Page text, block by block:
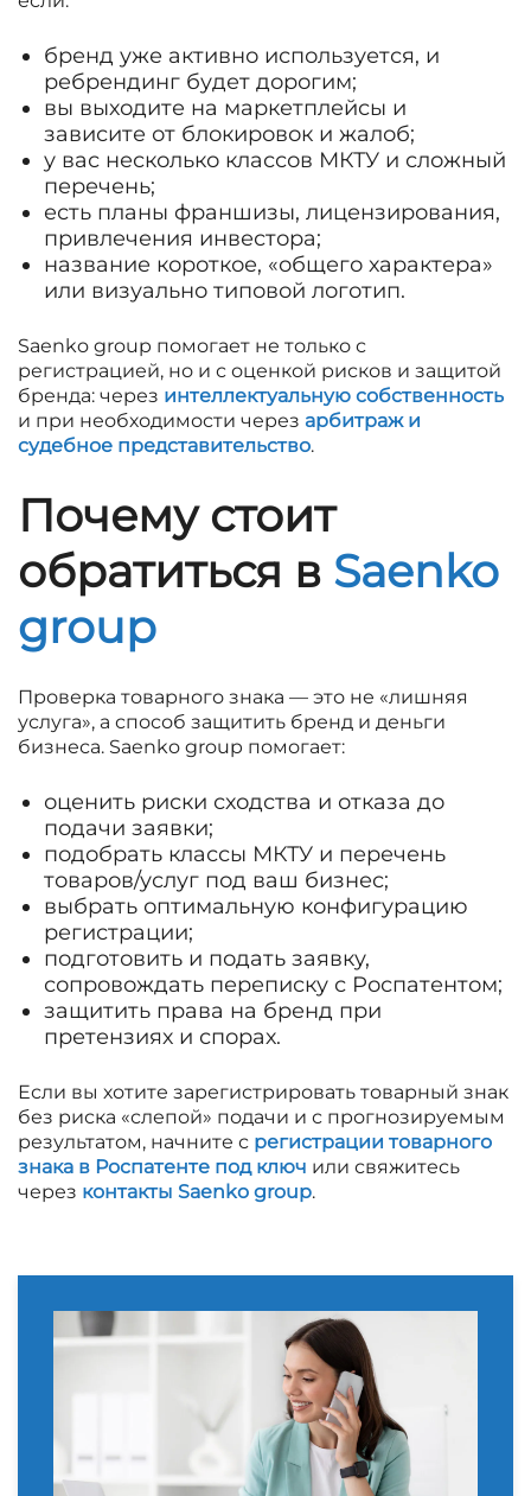
бренд уже активно используется, и
ребрендинг будет дорогим;
вы выходите на маркетплейсы и
зависите от блокировок и жалоб;
у вас несколько классов МКТУ и сложный
перечень;
есть планы франшизы, лицензирования,
привлечения инвестора;
название короткое, «общего характера»
или визуально типовой логотип.
Saenko group помогает не только с
регистрацией, но и с оценкой рисков и защитой
бренда: через интеллектуальную собственность
и при необходимости через арбитраж и
судебное представительство.
Почему стоит
обратиться в Saenko
group
Проверка товарного знака — это не «лишняя
услуга», а способ защитить бренд и деньги
бизнеса. Saenko group помогает:
оценить риски сходства и отказа до
подачи заявки;
подобрать классы МКТУ и перечень
товаров/услуг под ваш бизнес;
выбрать оптимальную конфигурацию
регистрации;
подготовить и подать заявку,
сопровождать переписку с Роспатентом;
защитить права на бренд при
претензиях и спорах.
Если вы хотите зарегистрировать товарный знак
без риска «слепой» подачи и с прогнозируемым
результатом, начните с регистрации товарного
знака в Роспатенте под ключ или свяжитесь
через контакты Saenko group.